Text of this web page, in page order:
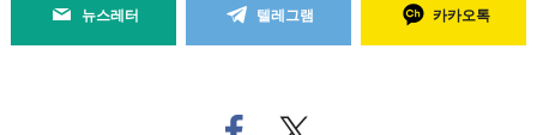
뉴스레터 텔레그램 카카오톡
페
트위